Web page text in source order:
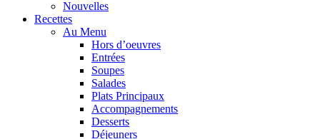
Nouvelles
Recettes
Au Menu
Hors d’oeuvres
Entrées
Soupes
Salades
Plats Principaux
Accompagnements
Desserts
Déjeuners